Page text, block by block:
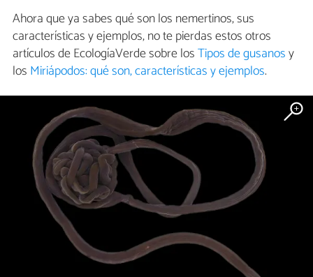
Ahora que ya sabes qué son los nemertinos, sus
características y ejemplos, no te pierdas estos otros
artículos de EcologíaVerde sobre losTipos de gusanosy
los Miriápodos: qué son, características y ejemplos.